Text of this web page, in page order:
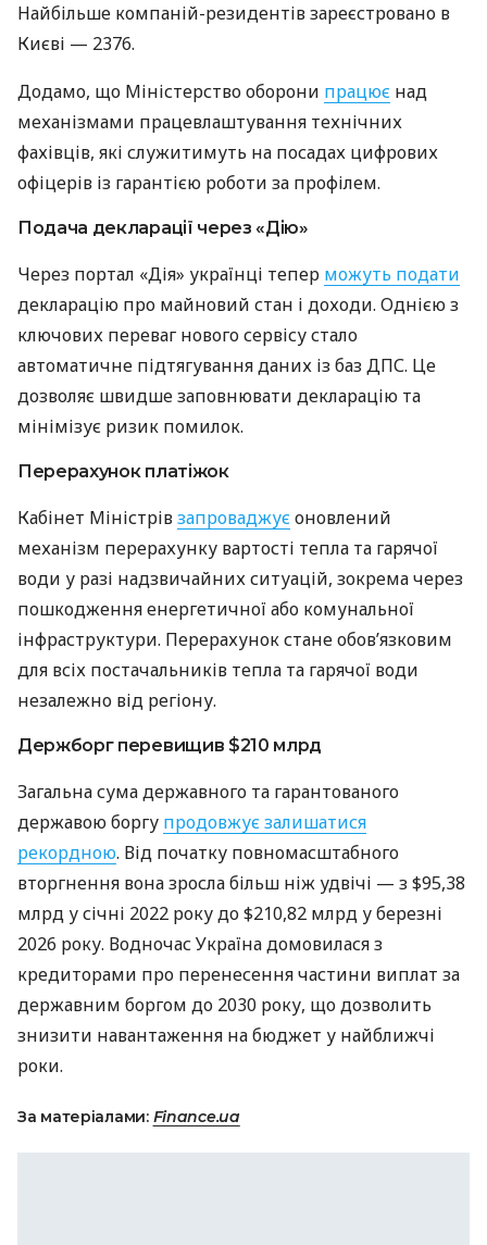
Найбільше компаній-резидентів зареєстровано в
Києві — 2376.
Додамо, що Міністерство оборони працює над
механізмами працевлаштування технічних
фахівців, які служитимуть на посадах цифрових
офіцерів із гарантією роботи за профілем.
Подача декларації через «Дію»
Через портал «Дія» українці тепер можуть подати
декларацію про майновий стан і доходи. Однією з
ключових переваг нового сервісу стало
автоматичне підтягування даних із баз ДПС. Це
дозволяє швидше заповнювати декларацію та
мінімізує ризик помилок.
Перерахунок платіжок
Кабінет Міністрівзапроваджуєоновлений
механізм перерахунку вартості тепла та гарячої
води у разі надзвичайних ситуацій, зокрема через
пошкодження енергетичної або комунальної
інфраструктури. Перерахунок стане обов’язковим
для всіх постачальників тепла та гарячої води
незалежно від регіону.
Держборг перевищив $210 млрд
Загальна сума державного та гарантованого
державою боргу продовжує залишатися
рекордною. Від початку повномасштабного
вторгнення вона зросла більш ніж удвічі — з $95,38
млрд у січні 2022 року до $210,82 млрд у березні
2026 року. Водночас Україна домовилася з
кредиторами про перенесення частини виплат за
державним боргом до 2030 року, що дозволить
знизити навантаження на бюджет у найближчі
роки.
За матеріалами: Finance.ua